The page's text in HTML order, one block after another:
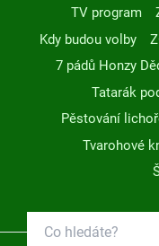
TV program
Kdy budou volby
7 pádů Honzy
Tatarák
Pěstování
Tvarohové